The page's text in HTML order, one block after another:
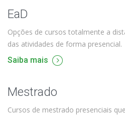
EaD
Opções de cursos totalmente a
das atividades de forma presencial.
Saiba mais
Mestrado
Cursos de mestrado presenciais